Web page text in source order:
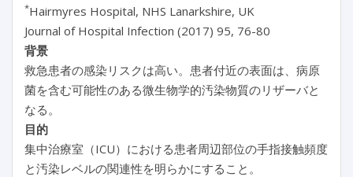
*Hairmyres Hospital, NHS Lanarkshire, UK
Journal of Hospital Infection (2017) 95, 76-80
背景
救急患者の感染リスクは高い。患者付近の表面は、病原
菌を含む可能性のある微生物学的汚染物質のリザーバと
なる。
目的
集中治療室（ICU）における患者周辺部位の手指接触頻度
と汚染レベルの関連性を明らかにすること。